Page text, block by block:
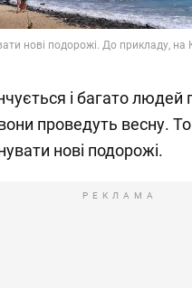
нові подорожі. До прикладу,
і багато людей
проведуть весну.
нові подорожі.
РЕКЛАМА